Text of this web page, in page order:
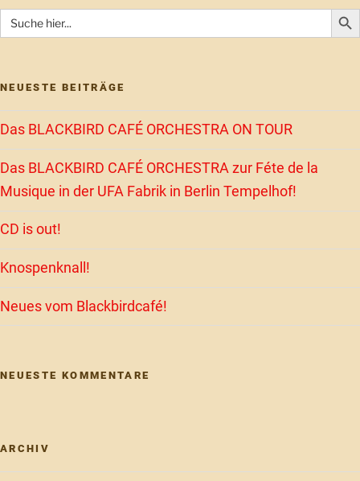
Search
for:
Search
NEUESTE BEITRÄGE
Das BLACKBIRD CAFÉ ORCHESTRA ON TOUR
Das BLACKBIRD CAFÉ ORCHESTRA zur Féte de la
Musique in der UFA Fabrik in Berlin Tempelhof!
CD is out!
Knospenknall!
Neues vom Blackbirdcafé!
NEUESTE KOMMENTARE
ARCHIV